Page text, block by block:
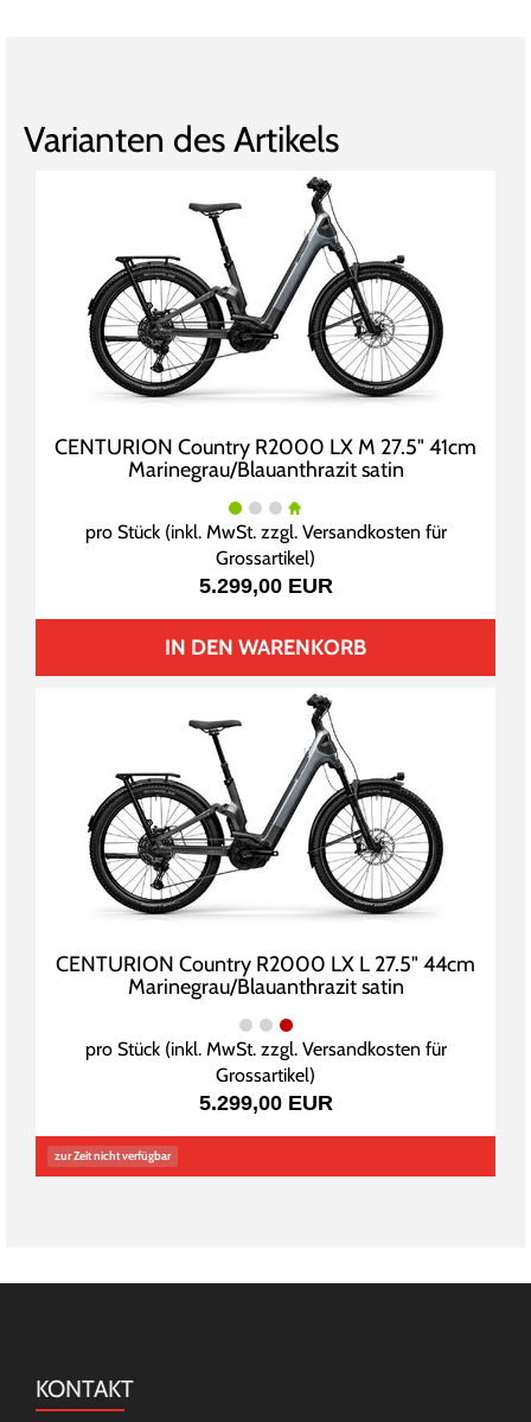
Varianten des Artikels
CENTURION Country R2000 LX M 27.5" 41cm
Marinegrau/Blauanthrazit satin
pro Stück (inkl. MwSt. zzgl. Versandkosten für
Grossartikel)
5.299,00 EUR
IN DEN WARENKORB
CENTURION Country R2000 LX L 27.5" 44cm
Marinegrau/Blauanthrazit satin
pro Stück (inkl. MwSt. zzgl. Versandkosten für
Grossartikel)
5.299,00 EUR
zur Zeit nicht verfügbar
KONTAKT